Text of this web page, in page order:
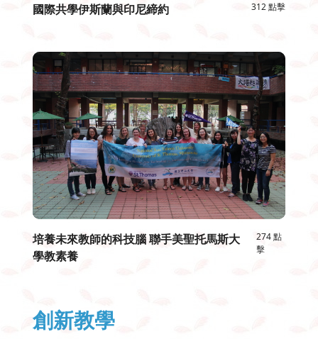
國際共學伊斯蘭與印尼締約 312 點擊
培養未來教師的科技腦 聯手美聖托馬斯大
學教素養
274 點
擊
創新教學